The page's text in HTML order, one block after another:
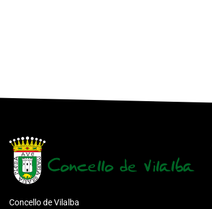
Concello de Vilalba